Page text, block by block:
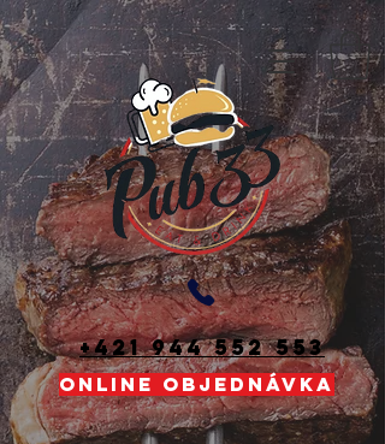
ONLINE OBJEDNÁVKA
+421 944 552 553